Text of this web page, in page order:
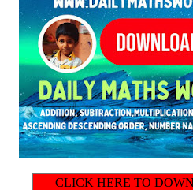
CLICK HERE TO